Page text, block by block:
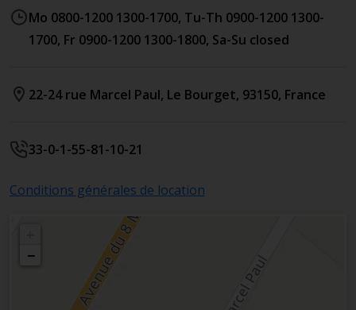
Mo 0800-1200 1300-1700, Tu-Th 0900-1200 1300-
1700, Fr 0900-1200 1300-1800, Sa-Su closed
22-24 rue Marcel Paul, Le Bourget, 93150, France
33-0-1-55-81-10-21
Conditions générales de location
−